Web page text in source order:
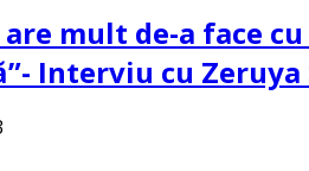
mult de-a face
Interviu cu Zeruya